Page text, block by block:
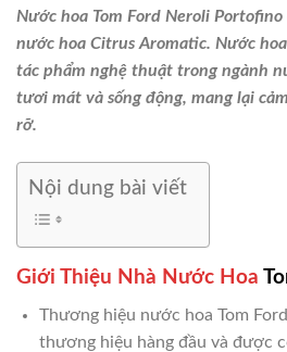
Nước hoa Tom Ford Neroli
nước hoa Citrus Aromatic. Nước
tác phẩm nghệ thuật trong ngành
tươi mát và sống động, mang lại
rỡ.
Nội dung bài viết
Giới Thiệu Nhà Nước Hoa
Thương hiệu nước hoa Tom
thương hiệu hàng đầu và được